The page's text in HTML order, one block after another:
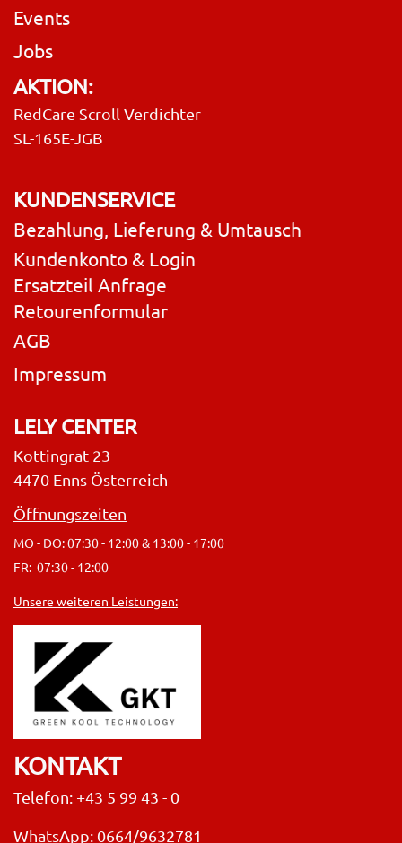
Events
Jobs
AKTION:
RedCare Scroll Verdichter
SL-165E-JGB
KUNDENSERVICE
Bezahlung, Lieferung & Umtausch
Kundenkonto & Login
Ersatzteil Anfrage
Retourenformular
AGB
Impressum
LELY CENTER
Kottingrat 23
4470 Enns Österreich
Öffnungszeiten
MO - DO: 07:30 - 12:00 & 13:00 - 17:00
FR: 07:30 - 12:00
Unsere weiteren Leistungen:
KONTAKT
Telefon: +43 5 99 43 - 0
WhatsApp: 0664/9632781